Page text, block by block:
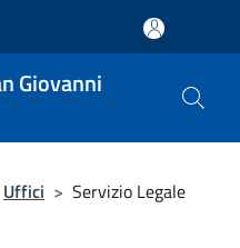
Giovanni
Uffici > Servizio Legale